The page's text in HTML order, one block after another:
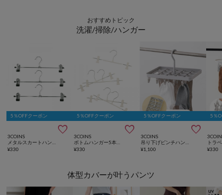
おすすめトピック
洗濯/掃除/ハンガー
5％OFFクーポン

3COINS
¥330
5％OFFクーポン

3COINS
¥330
5％OFFクーポン

3COINS
¥1,100
5％
¥330
体型カバーが叶うパンツ